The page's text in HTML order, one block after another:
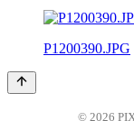
P1200390.JPG
© 2026